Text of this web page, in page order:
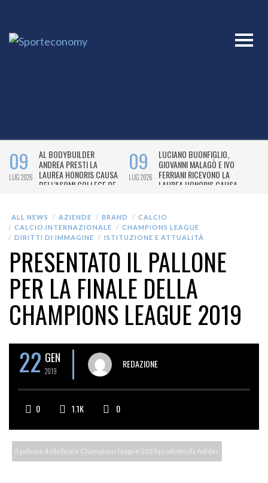
ALL NEWS AZIENDE BRAND
CALCIO
CALCIO.INTERNAZIONALE
CHAMPIONS LEAGUE
DIRITTI DI IMMAGINE
ISTITUZIONE E ATTUALITÀ
PRESENTATO IL PALLONE
PER LA FINALE DELLA
CHAMPIONS LEAGUE 2019
22 GEN
2019
REDAZIONE
0 1.1K 0
Il pallone della finale Champions league 2019 prodotto da Adidas